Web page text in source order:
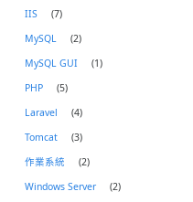
IIS
(7)
MySQL
(2)
MySQL GUI
(1)
PHP
(5)
Laravel
(4)
Tomcat
(3)
作業系統
(2)
Windows Server
(2)